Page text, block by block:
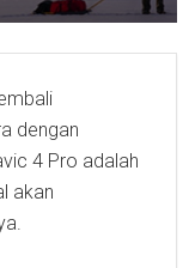
dengan
4 Pro adalah
akan